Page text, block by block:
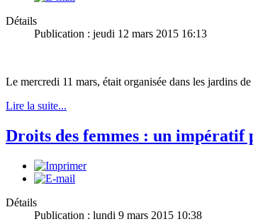
Détails
Publication : jeudi 12 mars 2015 16:13
Le mercredi 11 mars, était organisée dans les jardins
Lire la suite...
Droits des femmes : un impératif
Détails
Publication : lundi 9 mars 2015 10:38